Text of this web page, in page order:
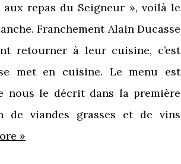
repas du Seigneur », voilà le
Franchement Alain Ducasse
retourner à leur cuisine, c’est
met en cuisine. Le menu est
nous le décrit dans la première
viandes grasses et de vins
»